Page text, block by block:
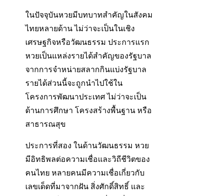
ในปัจจุบันหวยมีบทบาทสำคัญในสังคม
ไทยหลายด้าน ไม่ว่าจะเป็นในเชิง
เศรษฐกิจหรือวัฒนธรรม ประการแรก
หวยเป็นแหล่งรายได้สำคัญของรัฐบาล
จากการจำหน่ายสลากกินแบ่งรัฐบาล
รายได้ส่วนนี้จะถูกนำไปใช้ใน
โครงการพัฒนาประเทศ ไม่ว่าจะเป็น
ด้านการศึกษา โครงสร้างพื้นฐาน หรือ
สาธารณสุข
ประการที่สอง ในด้านวัฒนธรรม หวย
มีอิทธิพลต่อความเชื่อและวิถีชีวิตของ
คนไทย หลายคนมีความเชื่อเกี่ยวกับ
เลขเด็ดที่มาจากฝัน สิ่งศักดิ์สิทธิ์ และ